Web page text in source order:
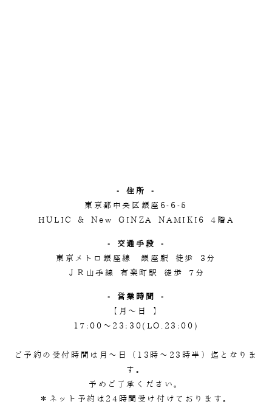
- 住所 -
東京都中央区銀座6-6-5
HULIC & New GINZA NAMIKI6 4階A
- 交通手段 -
東京メトロ銀座線 銀座駅 徒歩 3分
ＪＲ山手線 有楽町駅 徒歩 7分
- 営業時間 -
【月～日 】
17:00～23:30(LO.23:00)
ご予約の受付時間は月～日（13時～23時半）迄となりま
す。
予めご了承ください。
＊ネット予約は24時間受け付けております。